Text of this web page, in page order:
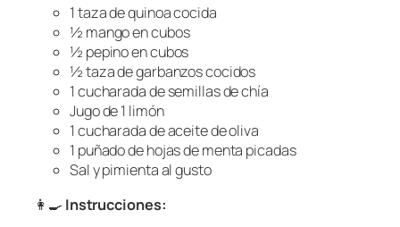
1 taza de quinoa cocida
½ mango en cubos
½ pepino en cubos
½ taza de garbanzos cocidos
1 cucharada de semillas de chía
Jugo de 1 limón
1 cucharada de aceite de oliva
1 puñado de hojas de menta picadas
Sal y pimienta al gusto
👩‍🍳Instrucciones: